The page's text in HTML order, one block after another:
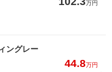
万円
ングレー
44.8万円